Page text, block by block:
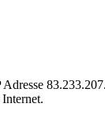
Adresse